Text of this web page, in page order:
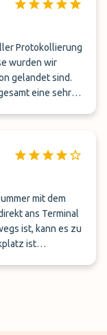
Protokollierung
gelandet sind.
mit dem
ans Terminal
ist, kann es zu
ist